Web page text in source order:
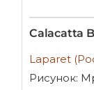
Calacatta
Laparet
Рисунок: